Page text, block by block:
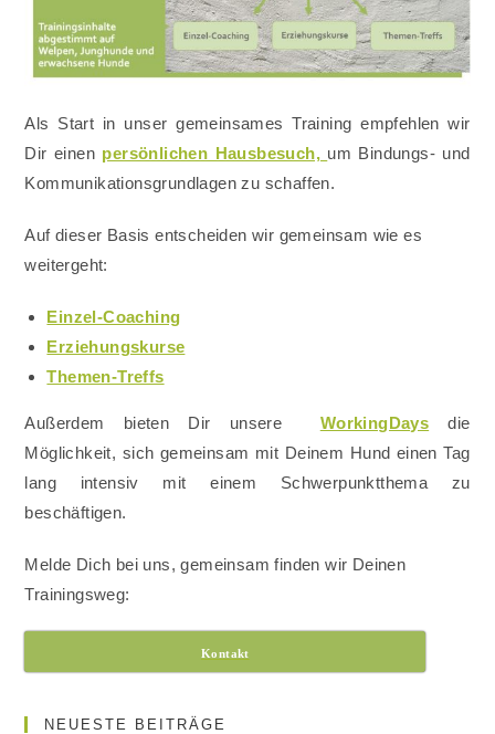
Als Start in unser gemeinsames Training empfehlen wir
Dir einen persönlichen Hausbesuch, um Bindungs- und
Kommunikationsgrundlagen zu schaffen.
Auf dieser Basis entscheiden wir gemeinsam wie es
weitergeht:
Einzel-Coaching
Erziehungskurse
Themen-Treffs
Außerdem bieten Dir unsere WorkingDays die
Möglichkeit, sich gemeinsam mit Deinem Hund einen Tag
lang intensiv mit einem Schwerpunktthema zu
beschäftigen.
Melde Dich bei uns, gemeinsam finden wir Deinen
Trainingsweg:
Kontakt
NEUESTE BEITRÄGE